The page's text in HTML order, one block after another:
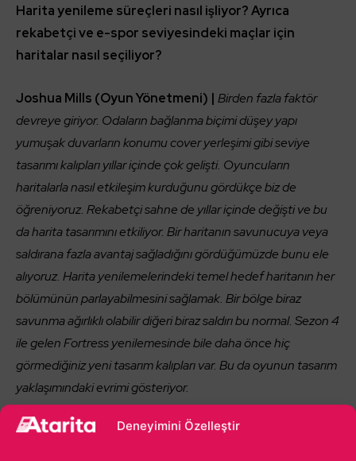
Deneyimini Özelleştir
Harita yenileme süreçleri nasıl işliyor? Ayrıca
rekabetçi ve e-spor seviyesindeki maçlar için
haritalar nasıl seçiliyor?
Joshua Mills (Oyun Yönetmeni) | Birden fazla faktör
devreye giriyor. Odaların bağlanma biçimi düşey yapı
yumuşak duvarların konumu cover yerleşimi gibi seviye
tasarımı kalıpları yıllar içinde çok gelişti. Oyuncuların
haritalarla nasıl etkileşim kurduğunu gördükçe biz de
öğreniyoruz. Rekabetçi sahne de yıllar içinde değişti ve bu
da harita tasarımını etkiliyor. Bir haritanın savunucuya veya
saldırana fazla avantaj sağladığını gördüğümüzde bunu ele
alıyoruz. Harita yenilemelerindeki temel hedef haritanın her
bölümünün parlayabilmesini sağlamak. Bir bölge biraz
savunma ağırlıklı olabilir diğeri biraz saldırı bu normal. Sezon 4
ile gelen Fortress yenilemesinde bile daha önce hiç
görmediğiniz yeni tasarım kalıpları var. Bu da oyunun tasarım
yaklaşımındaki evrimi gösteriyor.
Ranked sistemi zaman zaman oyuncular tarafından